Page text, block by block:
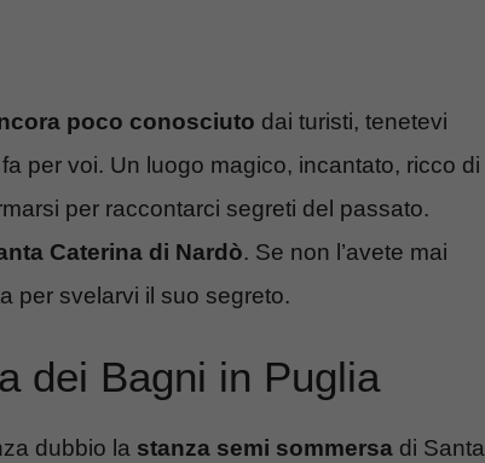
poco conosciuto dai turisti, tenetevi
per voi. Un luogo magico, incantato, ricco di
per raccontarci segreti del passato.
Caterina di Nardò. Se non l’avete mai
per svelarvi il suo segreto.
dei Bagni in Puglia
dubbio la stanza semi sommersa di Santa